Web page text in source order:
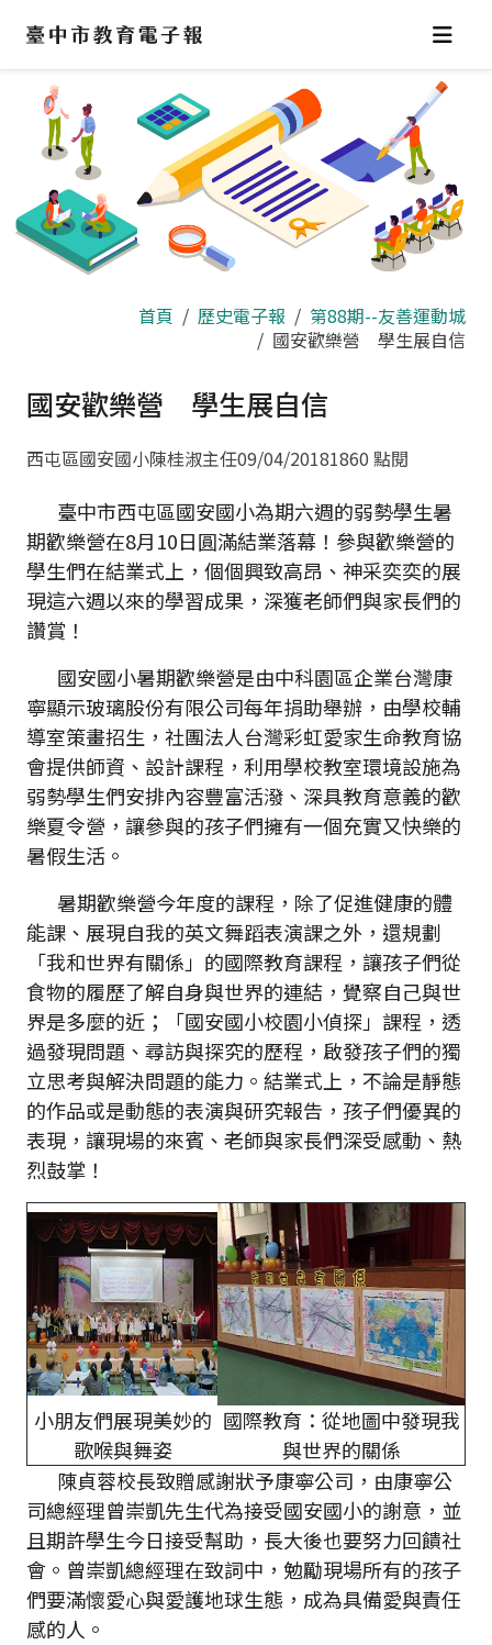
區
首頁 歷史電子報
第88期--友善運動城
國安歡樂營 學生展自信
國安歡樂營 學生展自信
西屯區國安國小陳桂淑主任09/04/20181860 點閱
臺中市西屯區國安國小為期六週的弱勢學生暑
期歡樂營在8月10日圓滿結業落幕！參與歡樂營的
學生們在結業式上，個個興致高昂、神采奕奕的展
現這六週以來的學習成果，深獲老師們與家長們的
讚賞！
國安國小暑期歡樂營是由中科園區企業台灣康
寧顯示玻璃股份有限公司每年捐助舉辦，由學校輔
導室策畫招生，社團法人台灣彩虹愛家生命教育協
會提供師資、設計課程，利用學校教室環境設施為
弱勢學生們安排內容豐富活潑、深具教育意義的歡
樂夏令營，讓參與的孩子們擁有一個充實又快樂的
暑假生活。
暑期歡樂營今年度的課程，除了促進健康的體
能課、展現自我的英文舞蹈表演課之外，還規劃
「我和世界有關係」的國際教育課程，讓孩子們從
食物的履歷了解自身與世界的連結，覺察自己與世
界是多麼的近；「國安國小校園小偵探」課程，透
過發現問題、尋訪與探究的歷程，啟發孩子們的獨
立思考與解決問題的能力。結業式上，不論是靜態
的作品或是動態的表演與研究報告，孩子們優異的
表現，讓現場的來賓、老師與家長們深受感動、熱
烈鼓掌！
小朋友們展現美妙的
歌喉與舞姿
國際教育：從地圖中發現我
與世界的關係
陳貞蓉校長致贈感謝狀予康寧公司，由康寧公
司總經理曾崇凱先生代為接受國安國小的謝意，並
且期許學生今日接受幫助，長大後也要努力回饋社
會。曾崇凱總經理在致詞中，勉勵現場所有的孩子
們要滿懷愛心與愛護地球生態，成為具備愛與責任
感的人。